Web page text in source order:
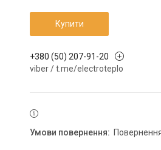
Купити
+380 (50) 207-91-20
viber / t.me/electroteplo